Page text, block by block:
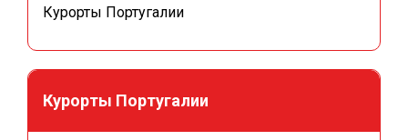
Курорты Португалии
Курорты Португалии